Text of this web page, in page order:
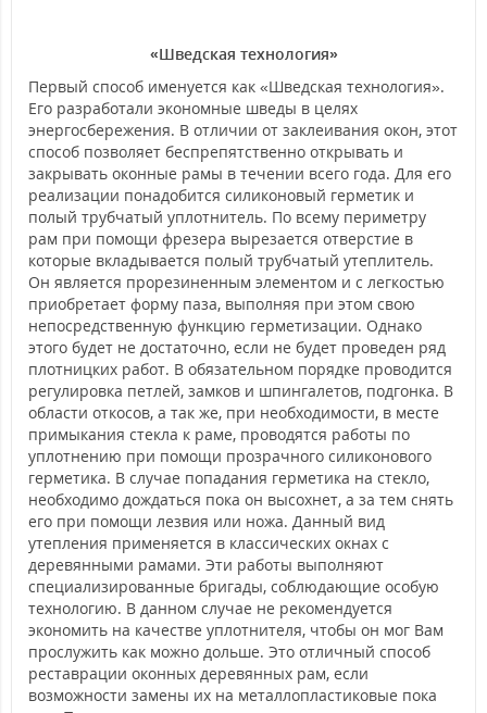
«Шведская технология»
Первый способ именуется как «Шведская технология».
Его разработали экономные шведы в целях
энергосбережения. В отличии от заклеивания окон, этот
способ позволяет беспрепятственно открывать и
закрывать оконные рамы в течении всего года. Для его
реализации понадобится силиконовый герметик и
полый трубчатый уплотнитель. По всему периметру
рам при помощи фрезера вырезается отверстие в
которые вкладывается полый трубчатый утеплитель.
Он является прорезиненным элементом и с легкостью
приобретает форму паза, выполняя при этом свою
непосредственную функцию герметизации. Однако
этого будет не достаточно, если не будет проведен ряд
плотницких работ. В обязательном порядке проводится
регулировка петлей, замков и шпингалетов, подгонка. В
области откосов, а так же, при необходимости, в месте
примыкания стекла к раме, проводятся работы по
уплотнению при помощи прозрачного силиконового
герметика. В случае попадания герметика на стекло,
необходимо дождаться пока он высохнет, а за тем снять
его при помощи лезвия или ножа. Данный вид
утепления применяется в классических окнах с
деревянными рамами. Эти работы выполняют
специализированные бригады, соблюдающие особую
технологию. В данном случае не рекомендуется
экономить на качестве уплотнителя, чтобы он мог Вам
прослужить как можно дольше. Это отличный способ
реставрации оконных деревянных рам, если
возможности замены их на металлопластиковые пока